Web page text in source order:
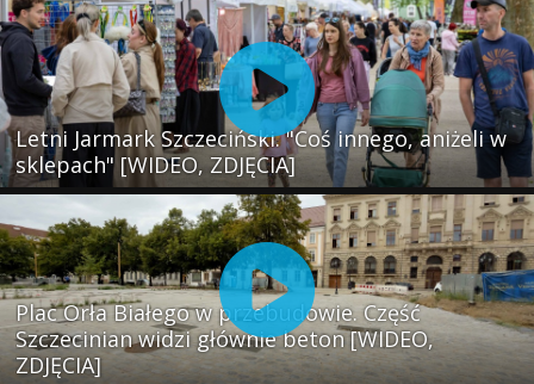
Letni Jarmark Szczeciński. "Coś innego, aniżeli w
sklepach" [WIDEO, ZDJĘCIA]
Plac Orła Białego w przebudowie. Część
Szczecinian widzi głównie beton [WIDEO,
ZDJĘCIA]